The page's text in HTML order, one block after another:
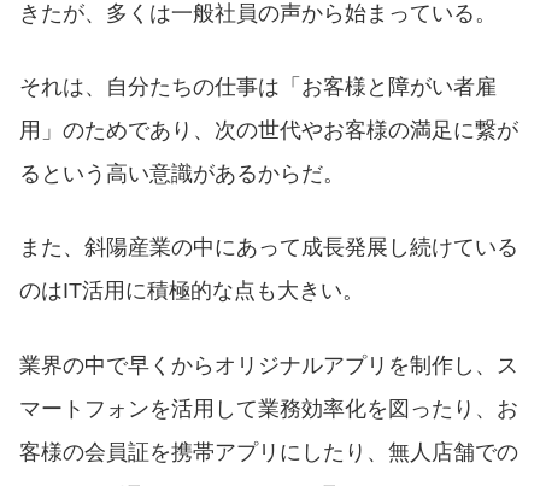
きたが、多くは一般社員の声から始まっている。
それは、自分たちの仕事は「お客様と障がい者雇
用」のためであり、次の世代やお客様の満足に繋が
るという高い意識があるからだ。
また、斜陽産業の中にあって成長発展し続けている
のはIT活用に積極的な点も大きい。
業界の中で早くからオリジナルアプリを制作し、ス
マートフォンを活用して業務効率化を図ったり、お
客様の会員証を携帯アプリにしたり、無人店舗での